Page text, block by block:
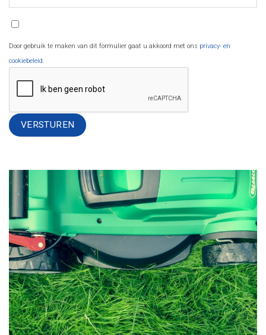
Door gebruik te maken van dit formulier gaat u akkoord met ons privacy- en
cookiebeleid.